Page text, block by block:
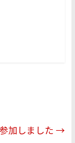
加しました→